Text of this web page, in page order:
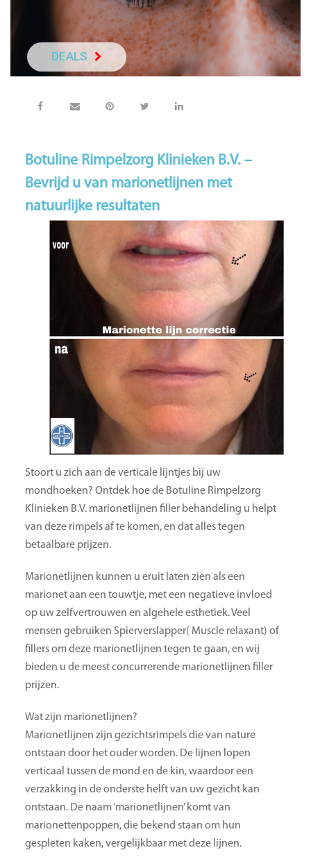
DEALS
Botuline Rimpelzorg Klinieken B.V. –
Bevrijd u van marionetlijnen met
natuurlijke resultaten
Stoort u zich aan de verticale lijntjes bij uw
mondhoeken? Ontdek hoe de Botuline Rimpelzorg
Klinieken B.V. marionetlijnen filler behandeling u helpt
van deze rimpels af te komen, en dat alles tegen
betaalbare prijzen.
Marionetlijnen kunnen u eruit laten zien als een
marionet aan een touwtje, met een negatieve invloed
op uw zelfvertrouwen en algehele esthetiek. Veel
mensen gebruiken Spierverslapper( Muscle relaxant) of
fillers om deze marionetlijnen tegen te gaan, en wij
bieden u de meest concurrerende marionetlijnen filler
prijzen.
Wat zijn marionetlijnen?
Marionetlijnen zijn gezichtsrimpels die van nature
ontstaan door het ouder worden. De lijnen lopen
verticaal tussen de mond en de kin, waardoor een
verzakking in de onderste helft van uw gezicht kan
ontstaan. De naam ‘marionetlijnen’ komt van
marionettenpoppen, die bekend staan om hun
gespleten kaken, vergelijkbaar met deze lijnen.